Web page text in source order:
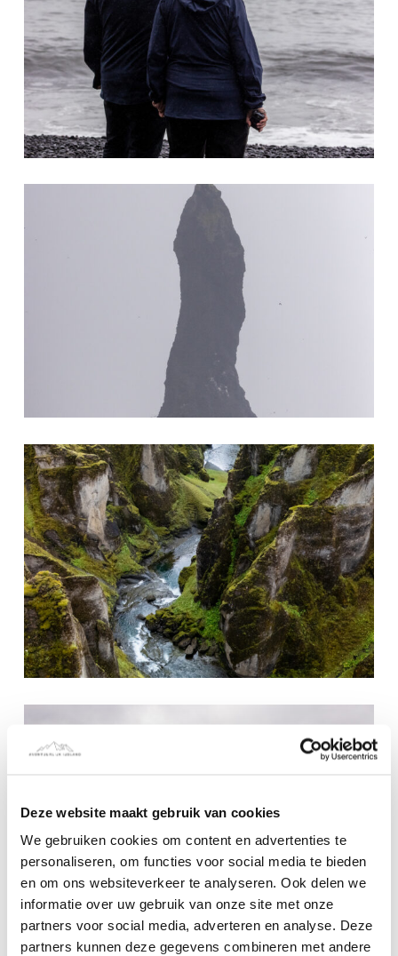
Deze website maakt gebruik van cookies
We gebruiken cookies om content en advertenties te
personaliseren, om functies voor social media te bieden
en om ons websiteverkeer te analyseren. Ook delen we
informatie over uw gebruik van onze site met onze
partners voor social media, adverteren en analyse. Deze
partners kunnen deze gegevens combineren met andere